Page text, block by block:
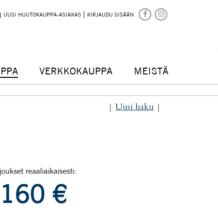
UUSI HUUTOKAUPPA-ASIAKAS KIRJAUDU SISÄÄN
VERKKOKAUPPA MEISTÄ
Uusi haku
reaaliaikaisesti:
160 €